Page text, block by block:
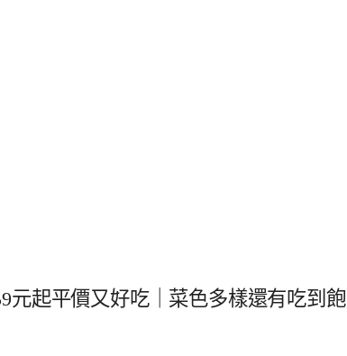
元起平價又好吃｜菜色多樣還有吃到飽